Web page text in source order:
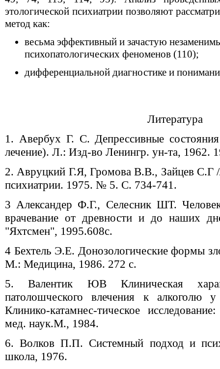
этологической психиатрии позволяют
метод как:
весьма эффективный и зачастую
психопатологических феноменов (110);
дифференциальной диагностике и
Литература
1. Авербух Г. С. Депрессивные состояния
лечение). Л.: Изд-во Ленингр. ун-та, 1962.
2. Авруцкий Г.Я, Громова В.В., Зайцев С.Г
психиатрии. 1975. № 5. С. 734-741.
3 Александер Ф.Г., Селесник ШТ.
врачевание от древности и до наших
"Яхтсмен", 1995.608с.
4 Бехтель Э.Е. Донозологические формы
М.: Медицина, 1986. 272 с.
5. Валентик ЮВ Клиническая
патолошческого влечения к алкоголю
Клинико-катамнес-тическое
мед. наук.М., 1984.
6. Волков П.П. Системный подход и
школа, 1976.